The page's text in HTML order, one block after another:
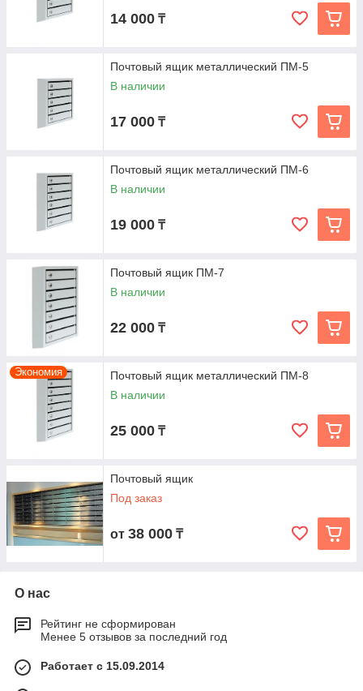
поставки входят замки.
Вертикальное исполнение почтового ящика наиболее
корреспонденции, есть варианта исполнения - 4, 5, 6 или 8-
ми секционное. В почтовом ящике устанавливаются
фиксаторы дверей во избежании несанкционированного
доступа к ячейке. Конструкция ящика почтового позволяет
легко и быстро произвести ремонт или замену дверцы
14 000 ₸
Почтовый ящик металлический ПМ-5
В наличии
17 000 ₸
Почтовый ящик металлический ПМ-6
В наличии
19 000 ₸
Почтовый ящик ПМ-7
В наличии
22 000 ₸
Экономия
Почтовый ящик металлический ПМ-8
В наличии
25 000 ₸
Почтовый ящик
Под заказ
от 38 000 ₸
О нас
Рейтинг не сформирован
Менее 5 отзывов за последний год
Работает с 15.09.2014